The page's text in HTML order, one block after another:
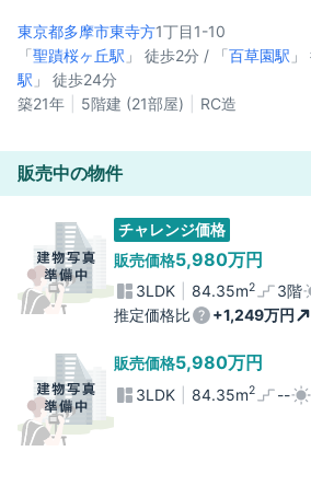
東京都多摩市東寺方1丁目1-10
「聖蹟桜ヶ丘駅 」 徒歩2分 / 「百草園駅
駅 」 徒歩24分
築21年
5階建 (21部屋) RC造
販売中の物件
チャレンジ価格
販売価格5,980万円
3LDK 84.35m2 3階
推定価格比
+1,249万円
販売価格5,980万円
3LDK 84.35m2 --